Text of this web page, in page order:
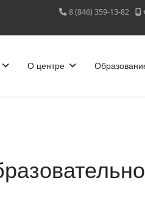
8 (846) 359-13-82
О центре